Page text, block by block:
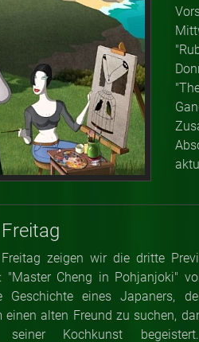
zeigen wir die dritte
"Master Cheng in Pohjanjoki"
Geschichte eines Japaners,
einen alten Freund zu suchen,
Kochkunst